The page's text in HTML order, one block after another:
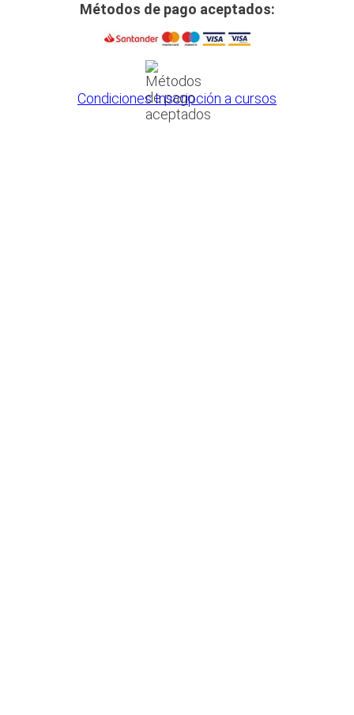
Métodos de pago aceptados:
Condiciones Inscripción a cursos